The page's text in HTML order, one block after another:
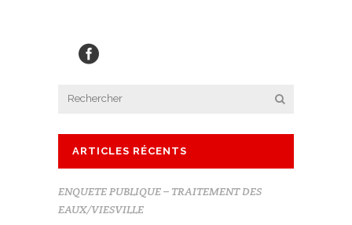
ARTICLES RÉCENTS
ENQUETE PUBLIQUE – TRAITEMENT DES
EAUX/VIESVILLE